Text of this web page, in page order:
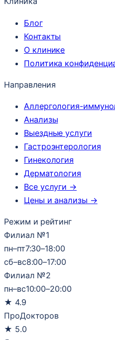
Блог
Контакты
О клинике
Политика
Направления
Аллергология-
Анализы
Выездные услуги
Гастроэнтерология
Гинекология
Дерматология
Все услуги →
Цены и анализы →
Режим и рейтинг
Филиал №1
пн–пт7:30–18:00
сб–вс8:00–17:00
Филиал №2
пн–вс10:00–20:00
★ 4.9
ПроДокторов
★ 5.0